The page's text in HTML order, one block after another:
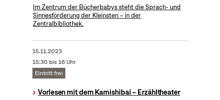
Im Zentrum der Bücherbabys steht die Sprach- und
Sinnesförderung der Kleinsten – in der
Zentralbibliothek.
15.11.2023
15:30 bis 16 Uhr
Eintritt frei
Vorlesen mit dem Kamishibai – Erzähltheater